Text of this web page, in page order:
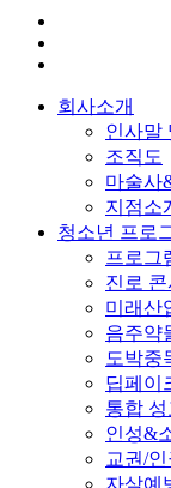
회사소개
인사말
조직도
마술사
지점소
청소년 프로
프로그
진로
미래산
음주약
도박중
딥페이
통합
인성&
교권/
자살예